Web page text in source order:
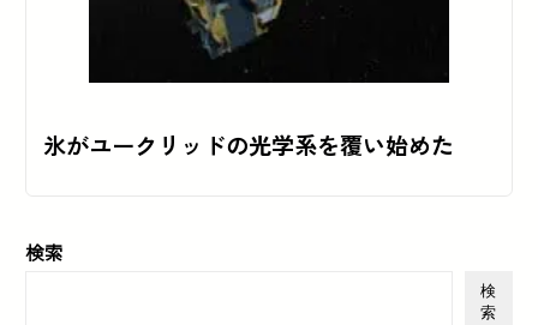
氷がユークリッドの光学系を覆い始めた
検索
検
索